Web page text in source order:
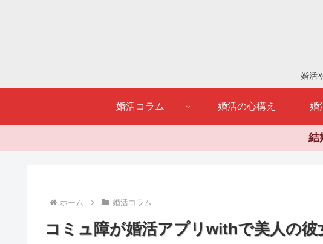
婚活
婚活コラム 婚活の心構え 婚
結
ホーム 婚活コラム
コミュ障が婚活アプリwithで美人の